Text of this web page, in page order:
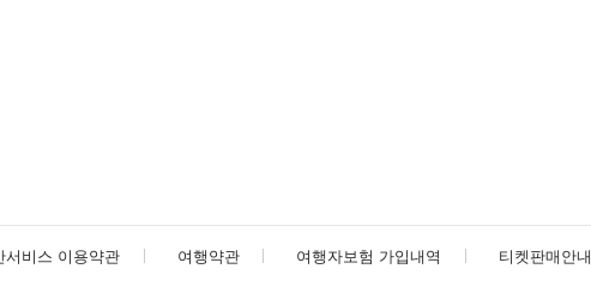
서비스 이용약관 여행약관 여행자보험 가입내역 티켓판매안내